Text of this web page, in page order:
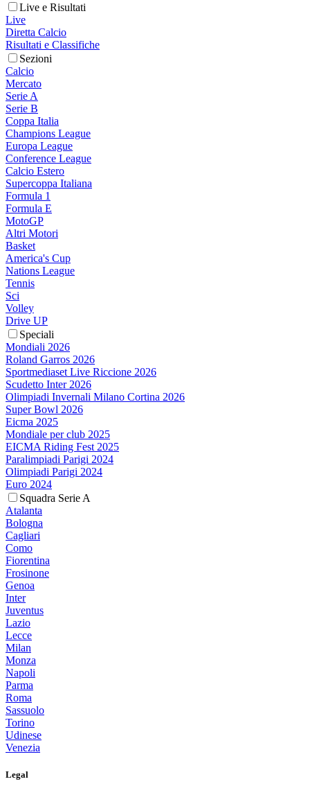
Live e Risultati
Live
Diretta Calcio
Risultati e Classifiche
Sezioni
Calcio
Mercato
Serie A
Serie B
Coppa Italia
Champions League
Europa League
Conference League
Calcio Estero
Supercoppa Italiana
Formula 1
Formula E
MotoGP
Altri Motori
Basket
America's Cup
Nations League
Tennis
Sci
Volley
Drive UP
Speciali
Mondiali 2026
Roland Garros 2026
Sportmediaset Live Riccione 2026
Scudetto Inter 2026
Olimpiadi Invernali Milano Cortina 2026
Super Bowl 2026
Eicma 2025
Mondiale per club 2025
EICMA Riding Fest 2025
Paralimpiadi Parigi 2024
Olimpiadi Parigi 2024
Euro 2024
Squadra Serie A
Atalanta
Bologna
Cagliari
Como
Fiorentina
Frosinone
Genoa
Inter
Juventus
Lazio
Lecce
Milan
Monza
Napoli
Parma
Roma
Sassuolo
Torino
Udinese
Venezia
Legal